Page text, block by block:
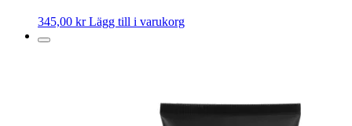
345,00 kr Lägg till i varukorg